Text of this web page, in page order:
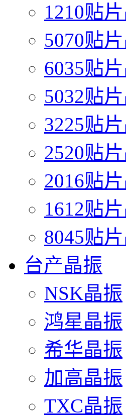
1210贴
5070贴
6035贴
5032贴
3225贴
2520贴
2016贴
1612贴
8045贴
台产晶振
NSK晶振
鸿星晶振
希华晶振
加高晶振
TXC晶振